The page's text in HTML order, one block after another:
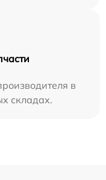
в
складах.